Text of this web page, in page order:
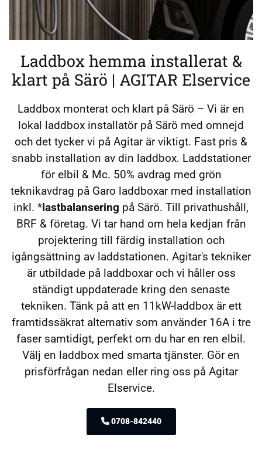
Laddbox hemma installerat &
klart på Särö | AGITAR Elservice
Laddbox monterat och klart på Särö – Vi är en
lokal laddbox installatör på Särö med omnejd
och det tycker vi på Agitar är viktigt. Fast pris &
snabb installation av din laddbox. Laddstationer
för elbil & Mc. 50% avdrag med grön
teknikavdrag på Garo laddboxar med installation
inkl. *lastbalansering på Särö. Till privathushåll,
BRF & företag. Vi tar hand om hela kedjan från
projektering till färdig installation och
igångsättning av laddstationen. Agitar's tekniker
är utbildade på laddboxar och vi håller oss
ständigt uppdaterade kring den senaste
tekniken. Tänk på att en 11kW-laddbox är ett
framtidssäkrat alternativ som använder 16A i tre
faser samtidigt, perfekt om du har en ren elbil.
Välj en laddbox med smarta tjänster. Gör en
prisförfrågan nedan eller ring oss på Agitar
Elservice.
0708-842440